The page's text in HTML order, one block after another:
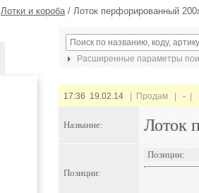
Лотки и короба/ Лоток перфорированный
Расширенные параметры
17:36 19.02.14 | Продам | - |
Название: Лоток
Позиции:
Позиции: